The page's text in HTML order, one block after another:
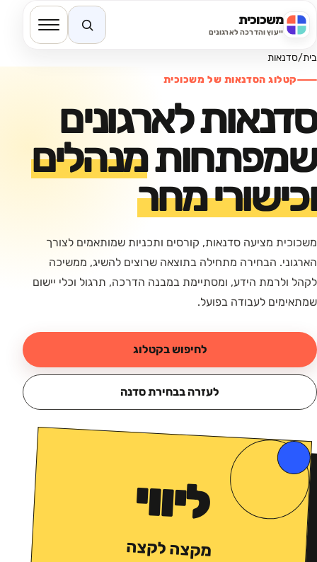
משכוכית
ייעוץ והדרכה לארגוניםחיפוש באתר
בית/סדנאות
קטלוג הסדנאות של משכוכית
סדנאות לארגונים
שמפתחותמנהלים
וכישורי מחר
משכוכית מציעה סדנאות, קורסים ותכניות שמותאמים לצורך
הארגוני. הבחירה מתחילה בתוצאה שרוצים להשיג, ממשיכה
לקהל ולרמת הידע, ומסתיימת במבנה הדרכה, תרגול וכלי יישום
שמתאימים לעבודה בפועל.
לחיפוש בקטלוג
לעזרה בבחירת סדנה
ליווי
מקצה לקצה